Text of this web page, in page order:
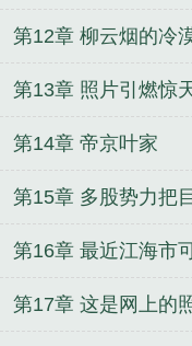
第12章 柳云烟的冷
第13章 照片引燃惊
第14章 帝京叶家
第15章 多股势力把
第16章 最近江海市
第17章 这是网上的